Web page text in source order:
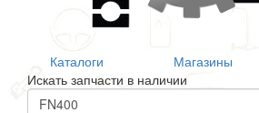
Каталоги Магазины
Искать запчасти в наличии